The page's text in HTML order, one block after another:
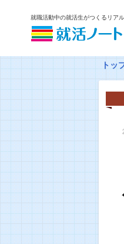
就職活動中の就活生がつくるリア
トッ